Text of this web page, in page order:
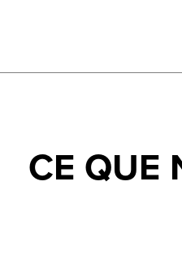
CE QUE